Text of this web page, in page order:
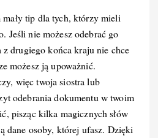
mały tip dla tych, którzy mieli
Jeśli nie możesz odebrać go
z drugiego końca kraju nie chce
możesz ją upoważnić.
więc twoja siostra lub
odebrania dokumentu w twoim
pisząc kilka magicznych słów
dane osoby, której ufasz. Dzięki